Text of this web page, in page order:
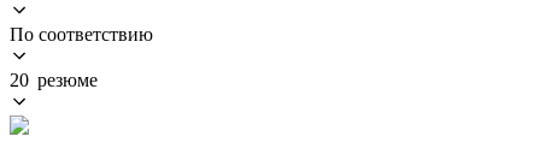
По соответствию
20 резюме